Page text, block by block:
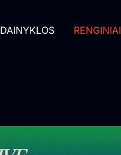
DAINYKLOS RENGINIAI